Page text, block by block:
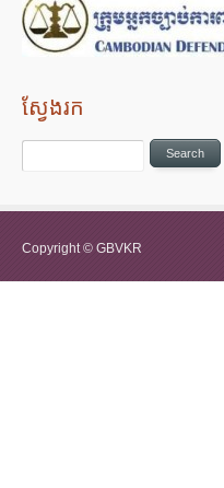
ស្វែងរក
Copyright © GBVKR